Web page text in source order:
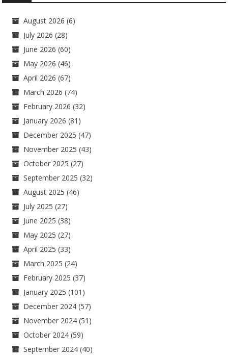
August 2026 (6)
July 2026 (28)
June 2026 (60)
May 2026 (46)
April 2026 (67)
March 2026 (74)
February 2026 (32)
January 2026 (81)
December 2025 (47)
November 2025 (43)
October 2025 (27)
September 2025 (32)
August 2025 (46)
July 2025 (27)
June 2025 (38)
May 2025 (27)
April 2025 (33)
March 2025 (24)
February 2025 (37)
January 2025 (101)
December 2024 (57)
November 2024 (51)
October 2024 (59)
September 2024 (40)